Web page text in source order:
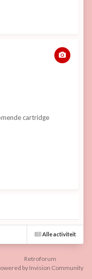
cartridge
Alle activiteit
Retroforum
by Invision Community